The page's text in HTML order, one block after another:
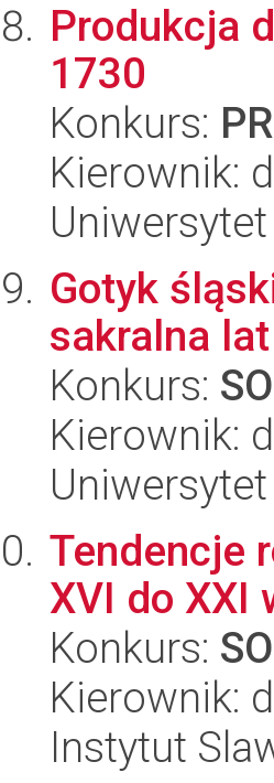
Produkcja
1730
Konkurs:
Kierownik:
Gotyk
sakralna
Konkurs:
Kierownik:
Tendencje
XVI do XXI
Konkurs:
Kierownik:
Instytut